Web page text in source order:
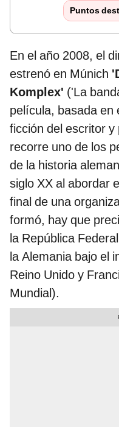
Puntos
En el año 2008, el
estrenó en Múnich
Komplex' ('La
película, basada en
ficción del escritor y
recorre uno de los
de la historia
siglo XX al abordar
final de una
formó, hay que
la República
la Alemania bajo el
Reino Unido y
Mundial).